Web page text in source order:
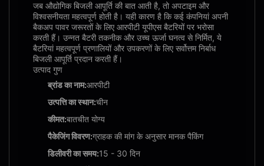
जब औद्योगिक बिजली आपूर्ति की बात आती है, तो अपटाइम और
विश्वसनीयता महत्वपूर्ण होती है। यही कारण है कि कई कंपनियां अपनी
बैकअप पावर जरूरतों के लिए आरपीटी यूपीएस बैटरियों पर भरोसा
करती हैं। उन्नत बैटरी तकनीक और उच्च ऊर्जा घनत्व से निर्मित, ये
बैटरियां महत्वपूर्ण प्रणालियों और उपकरणों के लिए सर्वोत्तम निर्बाध
बिजली आपूर्ति प्रदान करती हैं।
उत्पाद गुण
ब्रांड का नाम:आरपीटी
उत्पत्ति का स्थान:चीन
कीमत:बातचीत योग्य
पैकेजिंग विवरण:ग्राहक की मांग के अनुसार मानक पैकिंग
डिलीवरी का समय:15 - 30 दिन